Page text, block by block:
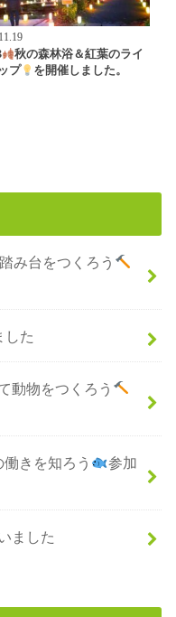
秋の森林浴＆紅葉のライ
プ
を開催しました。
み台をつくろう
した
動物をつくろう
きを知ろう
参加
ました